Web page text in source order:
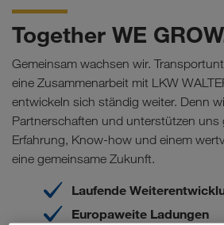
Together WE
Gemeinsam wachsen wir.
eine Zusammenarbeit mit LKW
entwickeln sich ständig weiter. Denn
Partnerschaften und unterstützen uns
Erfahrung, Know-how und einem
eine gemeinsame Zukunft.
Laufende
Europaweite Ladungen